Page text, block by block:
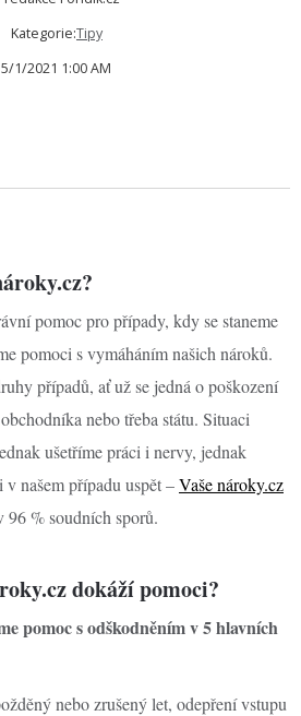
Kategorie:Tipy
5/1/2021 1:00 AM
pomoc pro případy, kdy se staneme
pomoci s vymáháním našich nároků.
případů, ať už se jedná o poškození
nebo třeba státu. Situaci
ušetříme práci i nervy, jednak
v našem případu uspět –Vaše nároky.cz
96 % soudních sporů.
dokáží pomoci?
pomoc s odškodněním v 5 hlavních
nebo zrušený let, odepření vstupu